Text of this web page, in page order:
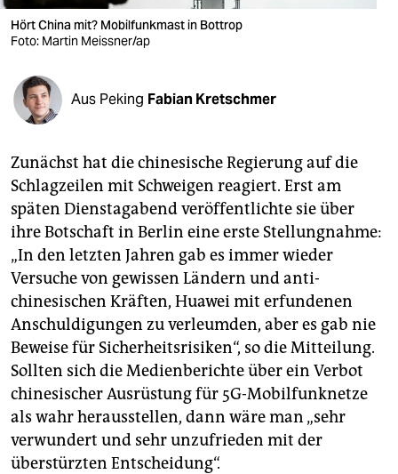
verlag
veranstaltungen
shop
fragen & hilfe
unterstützen
abo
genossenschaft
epaper login
Hört China mit? Mobilfunkmast in Bottrop
Foto: Martin Meissner/ap
Aus Peking Fabian Kretschmer
Zunächst hat die chinesische Regierung auf die
Schlagzeilen mit Schweigen reagiert. Erst am
späten Dienstagabend veröffentlichte sie über
ihre Botschaft in Berlin eine erste Stellungnahme:
„In den letzten Jahren gab es immer wieder
Versuche von gewissen Ländern und anti-
chinesischen Kräften, Huawei mit erfundenen
Anschuldigungen zu verleumden, aber es gab nie
Beweise für Sicherheitsrisiken“, so die Mitteilung.
Sollten sich die Medienberichte über ein Verbot
chinesischer Ausrüstung für 5G-Mobilfunknetze
als wahr herausstellen, dann wäre man „sehr
verwundert und sehr unzufrieden mit der
überstürzten Entscheidung“.